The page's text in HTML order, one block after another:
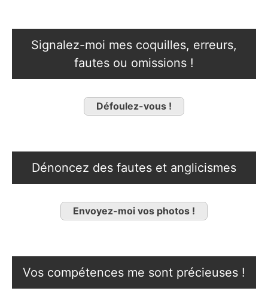
Signalez-moi mes coquilles, erreurs,
fautes ou omissions !
Défoulez-vous !
Dénoncez des fautes et anglicismes
Envoyez-moi vos photos !
Vos compétences me sont précieuses !